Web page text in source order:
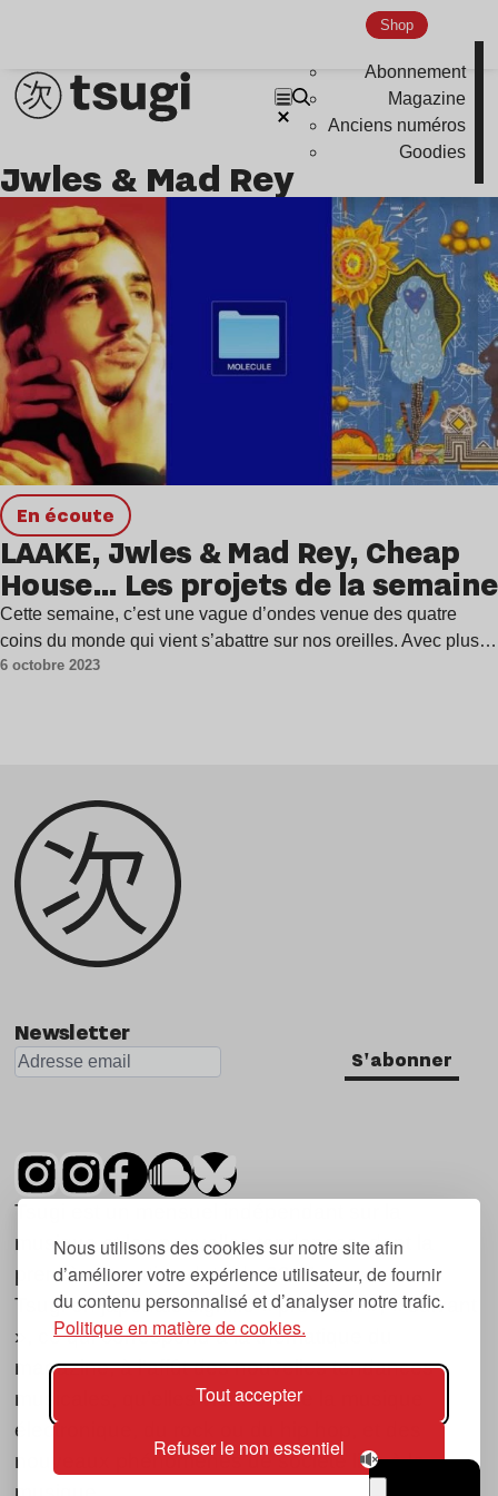
Nous utilisons des cookies sur notre site afin
d’améliorer votre expérience utilisateur, de fournir
du contenu personnalisé et d’analyser notre trafic.
Politique en matière de cookies.
Tout accepter
Refuser le non essentiel
Shop
Abonnement
Magazine
Anciens numéros
Goodies
Indie
Jwles & Mad Rey
en écoute
LAAKE, Jwles & Mad Rey, Cheap
House… Les projets de la semaine
Cette semaine, c’est une vague d’ondes venue des quatre
coins du monde qui vient s’abattre sur nos oreilles. Avec plus…
6 octobre 2023
Newsletter
S'abonner
Tsugi est un mensuel indépendant sur la
musique et les nouvelles tendances, dont la
première parution date de 2007.
Tsugi en japonais signifie « prochain », « suivant
», ce qui correspond à la thématique du
magazine, à l’affût des nouvelles tendances
musicales, qu’elles viennent de la musique
électronique, du rock ou du hip hop, et des
nouveaux phénomènes de société liés à la